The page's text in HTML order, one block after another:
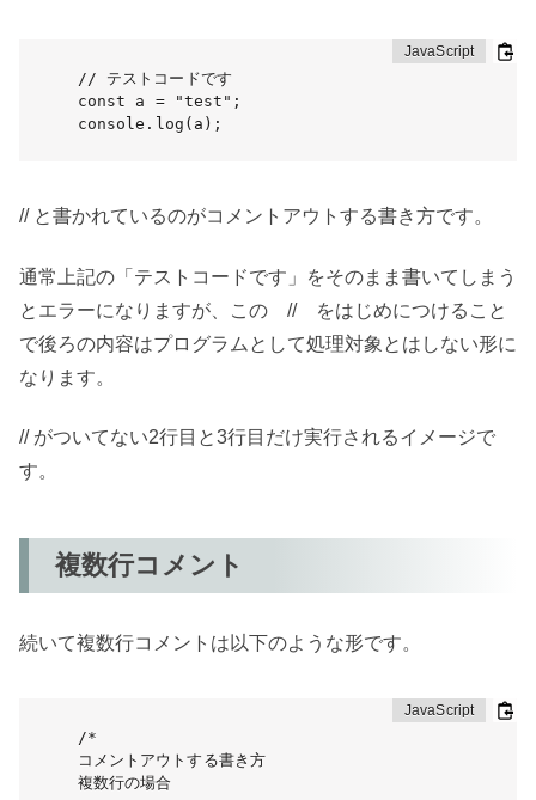
// テストコードです
const a = "test";
console.log(a);
// と書かれているのがコメントアウトする書き方です。
通常上記の「テストコードです」をそのまま書いてしまう
とエラーになりますが、この // をはじめにつけること
で後ろの内容はプログラムとして処理対象とはしない形に
なります。
// がついてない2行目と3行目だけ実行されるイメージで
す。
複数行コメント
続いて複数行コメントは以下のような形です。
/*
コメントアウトする書き方
複数行の場合